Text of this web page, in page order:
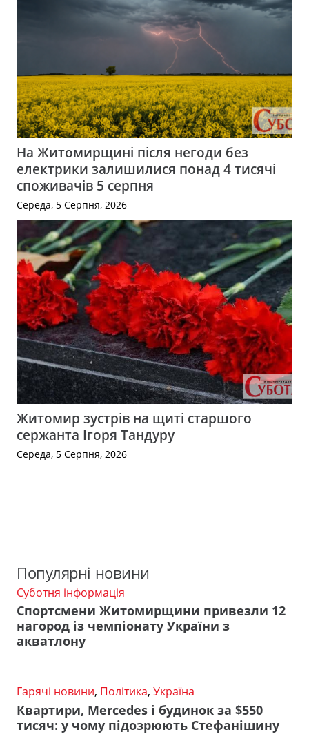
На Житомирщині після негоди без
електрики залишилися понад 4 тисячі
споживачів 5 серпня
Середа, 5 Серпня, 2026
Житомир зустрів на щиті старшого
сержанта Ігоря Тандуру
Середа, 5 Серпня, 2026
Популярні новини
Суботня інформація
Спортсмени Житомирщини привезли 12
нагород із чемпіонату України з
акватлону
Гарячі новини, Політика, Україна
Квартири, Mercedes і будинок за $550
тисяч: у чому підозрюють Стефанішину